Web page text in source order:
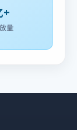
+
量